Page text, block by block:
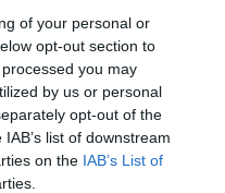
of your personal or
opt-out section to
you may
by us or personal
opt-out of the
list of downstream
on the IAB’s List of
Hangya és a Darázs
beszéde A kis
Notre Dame i toronyőr
sötét lovag A sötét
szomszéd nője
Baby Driver Bácskai
Boys Bajos csajok